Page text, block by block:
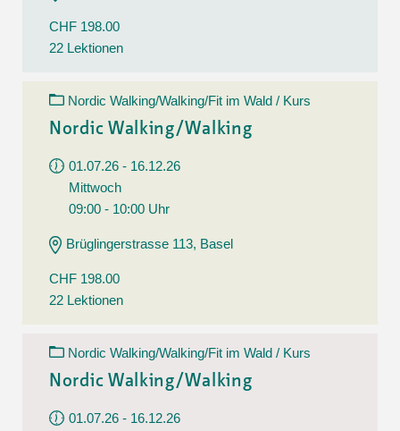
CHF 198.00
22 Lektionen
Nordic Walking/Walking/Fit im Wald / Kurs
Nordic Walking/Walking
01.07.26 - 16.12.26
Mittwoch
09:00 - 10:00 Uhr
Brüglingerstrasse 113, Basel
CHF 198.00
22 Lektionen
Nordic Walking/Walking/Fit im Wald / Kurs
Nordic Walking/Walking
01.07.26 - 16.12.26